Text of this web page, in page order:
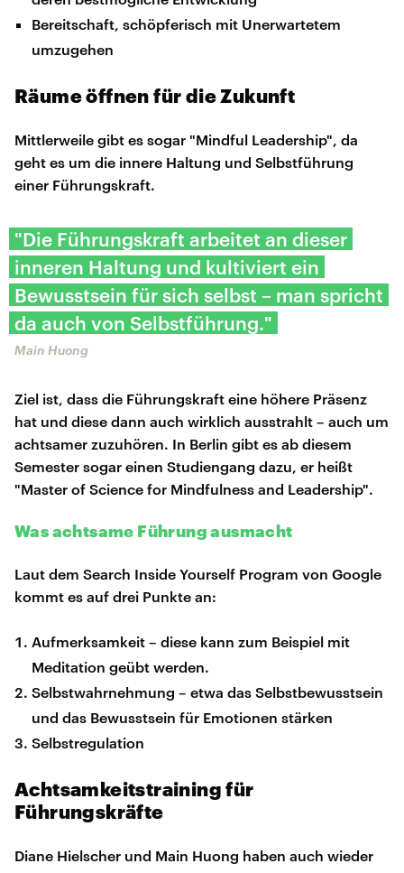
Bereitschaft, schöpferisch mit Unerwartetem
umzugehen
Räume öffnen für die Zukunft
Mittlerweile gibt es sogar "Mindful Leadership", da
geht es um die innere Haltung und Selbstführung
einer Führungskraft.
"Die Führungskraft arbeitet an dieser
inneren Haltung und kultiviert ein
Bewusstsein für sich selbst – man spricht
da auch von Selbstführung."
Main Huong
Ziel ist, dass die Führungskraft eine höhere Präsenz
hat und diese dann auch wirklich ausstrahlt – auch um
achtsamer zuzuhören. In Berlin gibt es ab diesem
Semester sogar einen Studiengang dazu, er heißt
"Master of Science for Mindfulness and Leadership".
Was achtsame Führung ausmacht
Laut dem Search Inside Yourself Program von Google
kommt es auf drei Punkte an:
Aufmerksamkeit – diese kann zum Beispiel mit
Meditation geübt werden.
Selbstwahrnehmung – etwa das Selbstbewusstsein
und das Bewusstsein für Emotionen stärken
Selbstregulation
Achtsamkeitstraining für
Führungskräfte
Diane Hielscher und Main Huong haben auch wieder